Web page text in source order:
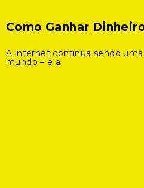
Como Ganhar
A internet continua sendo
mundo – e a